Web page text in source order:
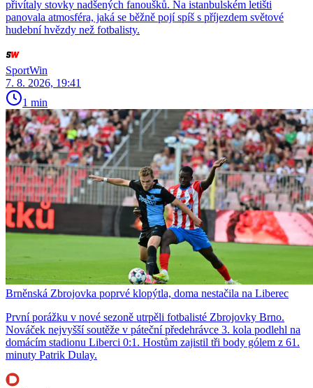
přivítaly stovky nadšených fanoušků. Na istanbulském letišti
panovala atmosféra, jaká se běžně pojí spíš s příjezdem světové
hudební hvězdy než fotbalisty.
SportWin
7. 8. 2026, 19:41
1 min
Brněnská Zbrojovka poprvé klopýtla, doma nestačila na Liberec
První porážku v nové sezoně utrpěli fotbalisté Zbrojovky Brno.
Nováček nejvyšší soutěže v páteční předehrávce 3. kola podlehl na
domácím stadionu Liberci 0:1. Hostům zajistil tři body gólem z 61.
minuty Patrik Dulay.